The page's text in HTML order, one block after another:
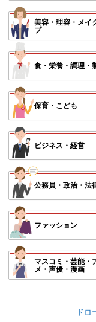
美容・理容・メイ
プ
食・栄養・調理・
保育・こども
ビジネス・経営
公務員・政治・法
ファッション
マスコミ・芸能・
メ・声優・漫画
ドロ